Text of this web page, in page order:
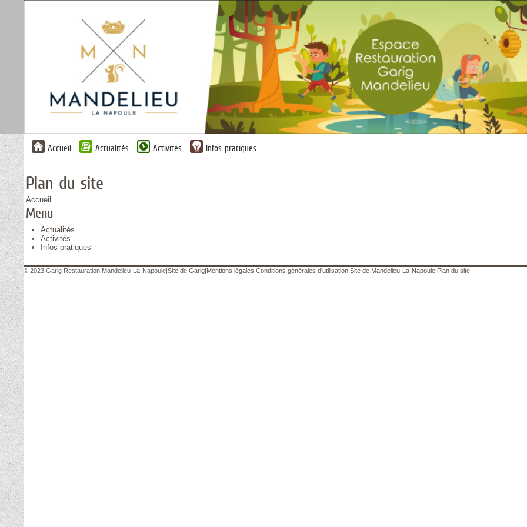
Liste
des
Accueil Actualités Activités Infos pratiques
Plan du site
Accueil
Menu
Actualités
Activités
Infos pratiques
© 2023 Garig Restauration Mandelieu-La-Napoule|Site de Garig|Mentions légales|Conditions générales d'utilisation|Site de Mandelieu-La-Napoule|Plan du site